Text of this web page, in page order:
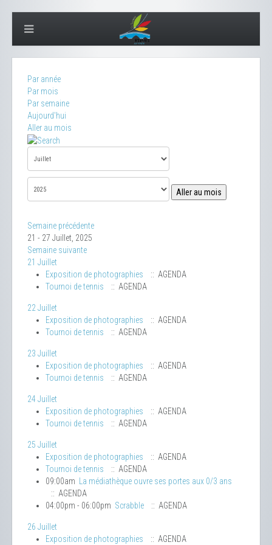
Par année
Par mois
Par semaine
Aujourd'hui
Aller au mois
Aller au mois
Semaine précédente
21 - 27 Juillet, 2025
Semaine suivante
21 Juillet
Exposition de photographies
:: AGENDA
Tournoi de tennis
:: AGENDA
22 Juillet
Exposition de photographies
:: AGENDA
Tournoi de tennis
:: AGENDA
23 Juillet
Exposition de photographies
:: AGENDA
Tournoi de tennis
:: AGENDA
24 Juillet
Exposition de photographies
:: AGENDA
Tournoi de tennis
:: AGENDA
25 Juillet
Exposition de photographies
:: AGENDA
Tournoi de tennis
:: AGENDA
09:00am La médiathèque ouvre ses portes aux 0/3 ans
:: AGENDA
04:00pm - 06:00pm Scrabble :: AGENDA
26 Juillet
Exposition de photographies
:: AGENDA